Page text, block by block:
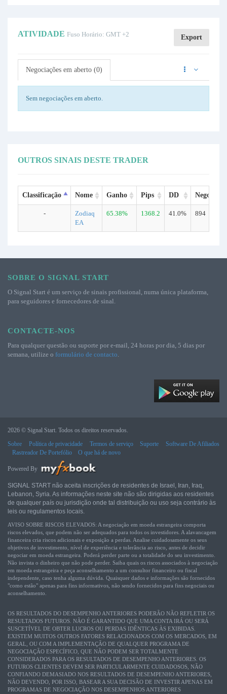
ATIVIDADE Fuso Horário: GMT +2 Export
Negociações em aberto (0)
Sem negociações em aberto.
OUTROS SINAIS DESTE TRADER
Classificação Nome Ganho Pips DD
-
Zodiaq
EA
65.38% 1368.2 41.0% 894
SOBRE O SIGNAL START
O Signal Start é um serviço de sinais profissional, numa única plataforma,
para seguidores e fornecedores de sinal.
CONTACTE-NOS
Para qualquer questão ou suporte por e-mail, 24 horas por dia, 5 dias por
semana, utilize o formulário de contacto.
2026 © Signal Start. Todos os direitos reservados.
Sobre
Política de privacidade Termos de serviço Suporte
Software De Afiliados
Rastreador De Portefólio
O que há de novo
Powered By
SIGNAL START não aceita inscrições de residentes de Israel, Iran, Iraq,
Lebanon, Syria. As informações neste site não são dirigidas aos residentes
de qualquer país ou jurisdição onde tal distribuição ou uso seja contrário às
leis ou regulamentos locais.
AVISO SOBRE RISCOS ELEVADOS: A negociação em moeda estrangeira comporta
riscos elevados, que podem não ser adequados para todos os investidores. A alavancagem
financeira cria riscos adicionais e exposição a perdas. Analise cuidadosamente os seus
objetivos de investimento, nível de experiência e tolerância ao risco, antes de decidir
negociar em moeda estrangeira. Poderá perder parte ou a totalidade do seu investimento.
Não invista o dinheiro que não pode perder. Saiba quais os riscos associados à negociação
em moeda estrangeira e peça aconselhamento a um consultor financeiro ou fiscal
independente, caso tenha alguma dúvida. Quaisquer dados e informações são fornecidos
"como estão" apenas para fins informativos, não sendo fornecidos para fins negociais ou
aconselhamento.
OS RESULTADOS DO DESEMPENHO ANTERIORES PODERÃO NÃO REFLETIR OS
RESULTADOS FUTUROS. NÃO É GARANTIDO QUE UMA CONTA IRÁ OU SERÁ
SUSCETÍVEL DE OBTER LUCROS OU PERDAS IDÊNTICAS ÀS EXIBIDAS.
EXISTEM MUITOS OUTROS FATORES RELACIONADOS COM OS MERCADOS, EM
GERAL, OU COM A IMPLEMENTAÇÃO DE QUALQUER PROGRAMA DE
NEGOCIAÇÃO ESPECÍFICO, QUE NÃO PODEM SER TOTALMENTE
CONSIDERADOS PARA OS RESULTADOS DE DESEMPENHO ANTERIORES. OS
FUTUROS CLIENTES DEVEM SER PARTICULARMENTE CUIDADOSOS, NÃO
CONFIANDO DEMASIADO NOS RESULTADOS DE DESEMPENHO ANTERIORES,
NÃO DEVENDO, POR ISSO, BASEAR A SUA DECISÃO DE INVESTIR APENAS EM
PROGRAMAS DE NEGOCIAÇÃO NOS DESEMPENHOS ANTERIORES